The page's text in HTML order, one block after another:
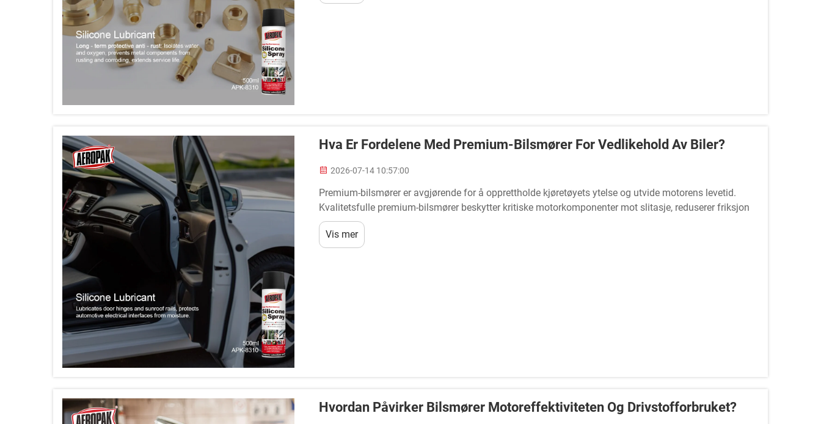
Hva Er Fordelene Med Premium-Bilsmører For Vedlikehold Av Biler?
2026-07-14 10:57:00
Premium-bilsmører er avgjørende for å opprettholde kjøretøyets ytelse og utvide motorens levetid.
Kvalitetsfulle premium-bilsmører beskytter kritiske motorkomponenter mot slitasje, reduserer friksjon
og forbedrer drivstoffeffektiviteten. Å forstå fordelene ...
Vis mer
Hvordan Påvirker Bilsmører Motoreffektiviteten Og Drivstofforbruket?